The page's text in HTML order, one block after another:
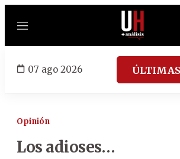
Menú
07 ago 2026
Opinión
Los adioses…